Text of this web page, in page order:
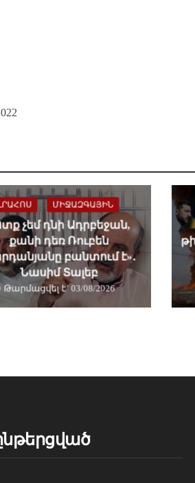
ՄԻՋԱԶԳԱՅԻՆ
չեմ դնի Ադրբեջան,
քանի դեռ Ռուբեն
բանտում է»․
Նասիմ Տալեբ
Թարմացվել է` 03/08/2026